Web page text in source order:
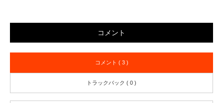
コメント
コメント ( 3 )
トラックバック ( 0 )